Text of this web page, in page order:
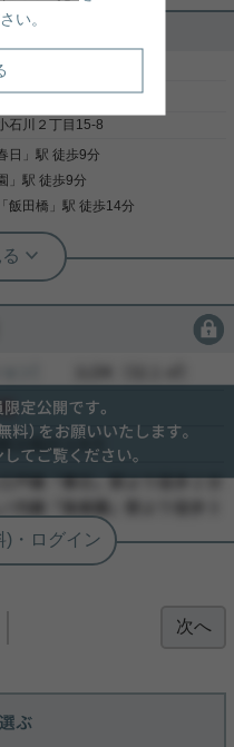
がとうございます。 東京メトロ丸
「後楽園」駅徒歩７分、 都営三田
このお部屋は、 2025年12月にフル
、利便性が大幅にアップ。 また、
良好です！ 東京ドームシティ(ショ
ーなどの複合施設) 小石川後楽園に
。
ン］
円
石川２丁目15-8
日 」駅 徒歩9分
」駅 徒歩9分
「飯田橋 」駅 徒歩14分
ースパトリシオ恒樹
ョン完了！2面バルコニー
小石川」：文京区エリアの新居にピ
。不動産のことで確認したいことが
又はお電話にてご連絡ください。
と知識を持っているので、丁寧に
詳細を見る
次へ
い。